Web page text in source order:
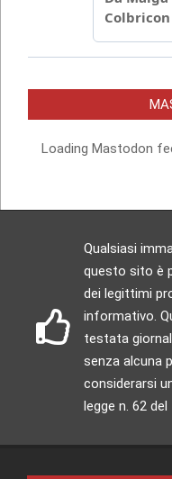
Loading Mastodon
Qualsiasi
questo sito è
dei legittimi
informativo.
testata
senza alcuna
considerarsi
legge n. 62 del